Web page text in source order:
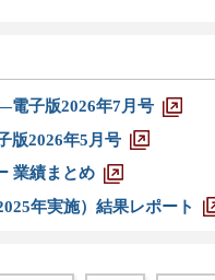
電子版2026年7月号
版2026年5月号
業績まとめ
年実施）結果レポート